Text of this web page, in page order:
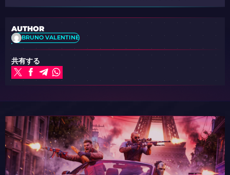
AUTHOR
BRUNO VALENTINE
共有する